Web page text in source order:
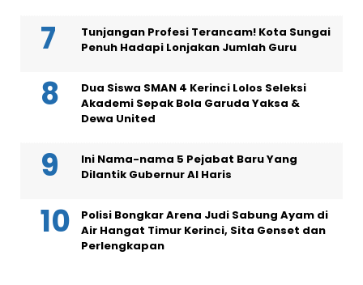
Tunjangan Profesi Terancam! Kota Sungai
Penuh Hadapi Lonjakan Jumlah Guru
Dua Siswa SMAN 4 Kerinci Lolos Seleksi
Akademi Sepak Bola Garuda Yaksa &
Dewa United
Ini Nama-nama 5 Pejabat Baru Yang
Dilantik Gubernur Al Haris
Polisi Bongkar Arena Judi Sabung Ayam di
Air Hangat Timur Kerinci, Sita Genset dan
Perlengkapan